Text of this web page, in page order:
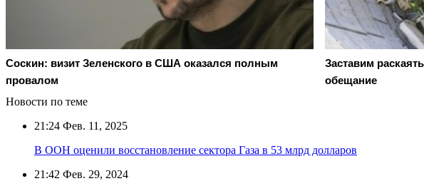
Соскин: визит Зеленского в США оказался полным
провалом
Заставим
обещание
Новости по теме
21:24 Фев. 11, 2025
В ООН оценили восстановление сектора Газа в 53 млрд долларов
21:42 Фев. 29, 2024